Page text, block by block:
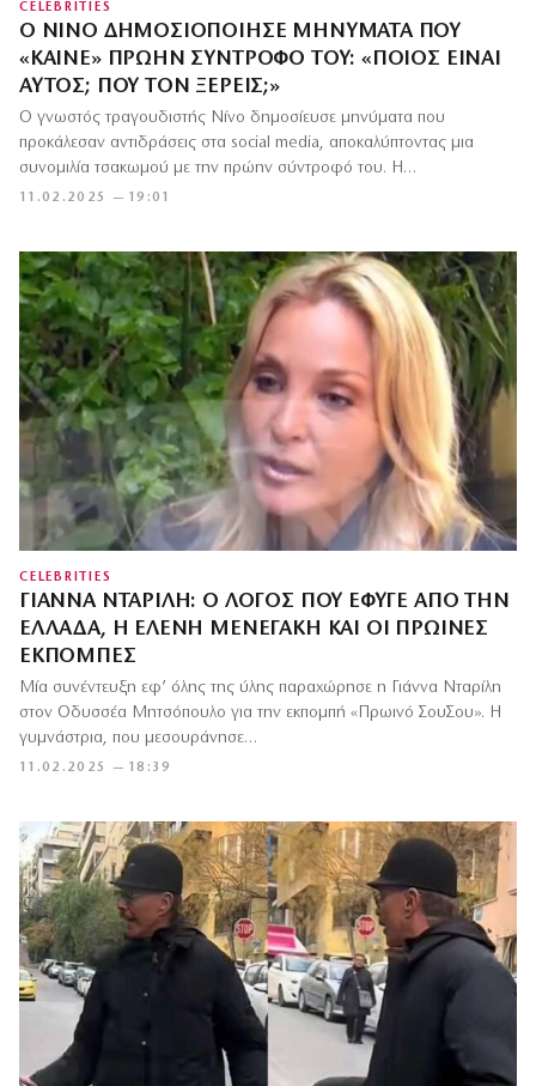
CELEBRITIES
Ο ΝΊΝΟ ΔΗΜΟΣΙΟΠΟΊΗΣΕ ΜΗΝΎΜΑΤΑ ΠΟΥ
«ΚΑΊΝΕ» ΠΡΏΗΝ ΣΎΝΤΡΟΦΌ ΤΟΥ: «ΠΟΙΟΣ ΕΊΝΑΙ
ΑΥΤΌΣ; ΠΟΥ ΤΟΝ ΞΈΡΕΙΣ;»
11.02.2025 — 19:01
Ο γνωστός τραγουδιστής Νίνο δημοσίευσε μηνύματα που
προκάλεσαν αντιδράσεις στα social media, αποκαλύπτοντας μια
συνομιλία τσακωμού με την πρώην σύντροφό του. Η…
CELEBRITIES
ΓΙΆΝΝΑ ΝΤΑΡΊΛΗ: Ο ΛΌΓΟΣ ΠΟΥ ΈΦΥΓΕ ΑΠΌ ΤΗΝ
ΕΛΛΆΔΑ, Η ΕΛΈΝΗ ΜΕΝΕΓΆΚΗ ΚΑΙ ΟΙ ΠΡΩΙΝΈΣ
ΕΚΠΟΜΠΈΣ
11.02.2025 — 18:39
Μία συνέντευξη εφ’ όλης της ύλης παραχώρησε η Γιάννα Νταρίλη
στον Οδυσσέα Μητσόπουλο για την εκπομπή «Πρωινό ΣουΣου». Η
γυμνάστρια, που μεσουράνησε…